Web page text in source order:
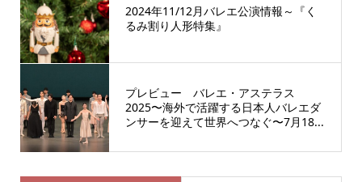
2024年11/12月バレエ公演情報～『く
るみ割り人形特集』
プレビュー バレエ・アステラス
2025〜海外で活躍する日本人バレエダ
ンサーを迎えて世界へつなぐ〜7月18...